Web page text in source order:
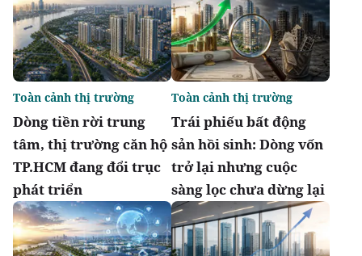
Dòng tiền rời trung
tâm, thị trường căn hộ
TP.HCM đang đổi trục
phát triển
Toàn cảnh thị trường
Trái phiếu bất động
sản hồi sinh: Dòng vốn
trở lại nhưng cuộc
sàng lọc chưa dừng lại
Toàn cảnh thị trường